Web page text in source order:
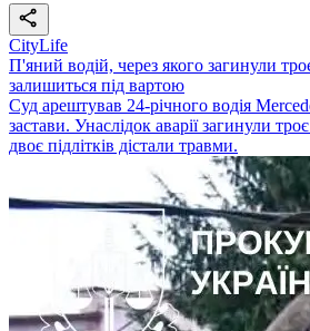
CityLife
П'яний водій, через якого загинули
залишиться під вартою
Суд арештував 24-річного водія
застави. Унаслідок аварії загинули
двоє підлітків дістали травми.